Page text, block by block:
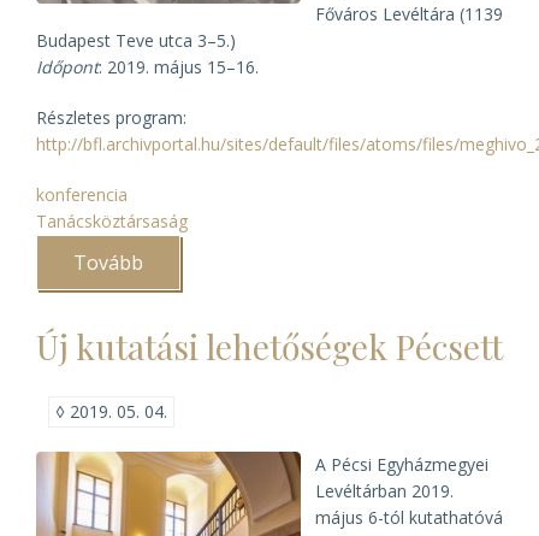
Főváros Levéltára (1139
Budapest Teve utca 3–5.)
Időpont: 2019. május 15–16.
Részletes program:
http://bfl.archivportal.hu/sites/default/files/atoms/files/
konferencia
Tanácsköztársaság
Tovább
Tanácsköztársaság)
Új kutatási lehetőségek Pécsett
◊ 2019. 05. 04.
A Pécsi Egyházmegyei
Levéltárban 2019.
május 6-tól kutathatóvá